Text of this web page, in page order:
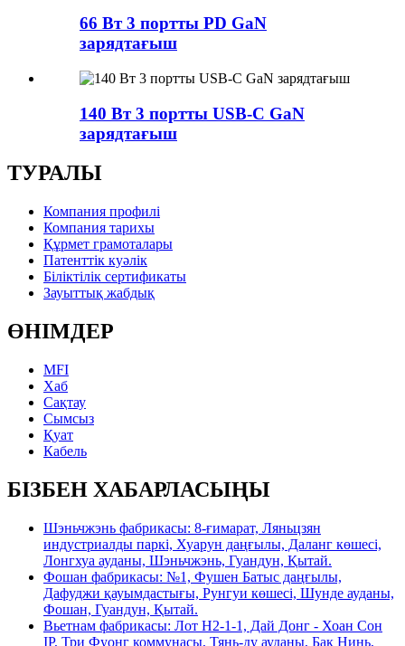
66 Вт 3 портты PD GaN
зарядтағыш
140 Вт 3 портты USB-C GaN
зарядтағыш
ТУРАЛЫ
Компания профилі
Компания тарихы
Құрмет грамоталары
Патенттік куәлік
Біліктілік сертификаты
Зауыттық жабдық
ӨНІМДЕР
MFI
Хаб
Сақтау
Сымсыз
Қуат
Кабель
БІЗБЕН ХАБАРЛАСЫҢЫ
Шэньчжэнь фабрикасы: 8-ғимарат, Ляньцзян
индустриалды паркі, Хуарун даңғылы, Даланг көшесі,
Лонгхуа ауданы, Шэньчжэнь, Гуандун, Қытай.
Фошан фабрикасы: №1, Фушен Батыс даңғылы,
Дафуджи қауымдастығы, Рунгуи көшесі, Шунде ауданы,
Фошан, Гуандун, Қытай.
Вьетнам фабрикасы: Лот Н2-1-1, Дай Донг - Хоан Сон
IP, Три Фуонг коммунасы, Тянь-ду ауданы, Бак Нинь,